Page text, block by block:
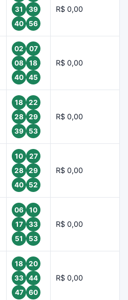
31
39
40
56
R$ 0,00
02
07
08
18
40
45
R$ 0,00
18
22
28
29
39
53
R$ 0,00
10
27
28
29
40
52
R$ 0,00
06
10
17
33
51
53
R$ 0,00
18
20
33
44
47
60
R$ 0,00